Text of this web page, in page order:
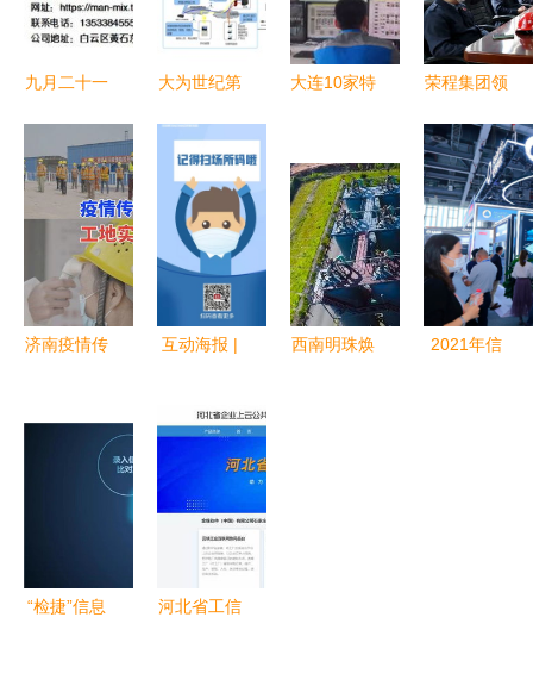
九月二十一
精选 客户
寻源、厂房
流转与疫情
防控提醒
大为世纪第
息消防宣传
机 智慧赋
能，筑牢火
灾防控信息
屏障
大连10家特
预约及防疫
须知全解析
荣程集团领
公司炼钢
厂，督导检
查生产运行
与疫情防控
工作
济南疫情传
地，防控面
临复杂挑战
互动海报 |
扫“场所
防控下
的“通行
证”与责任
西南明珠焕
2021年信
“检捷”信息
河北省工信